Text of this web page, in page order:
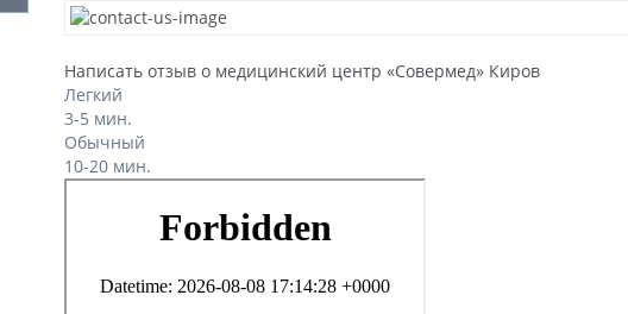
Написать отзыв о медицинский центр «Совермед» Киров
Легкий
3-5 мин.
Обычный
10-20 мин.